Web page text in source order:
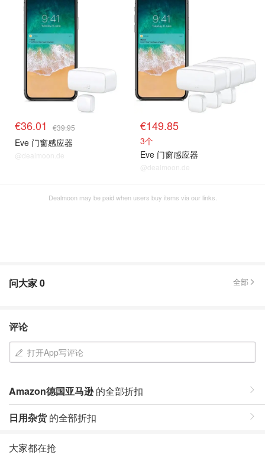
€36.01 €39.95
Eve 门窗感应器
@dealmoon.de
€149.85
3个
Eve 门窗感应器
@dealmoon.de
Dealmoon may be paid when users buy items via our links.
问大家0 全部
评论
打开App写评论
Amazon德国亚马逊的全部折扣
日用杂货的全部折扣
大家都在抢